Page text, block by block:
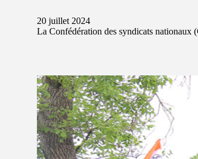
20 juillet 2024
La Confédération des syndicats nationaux